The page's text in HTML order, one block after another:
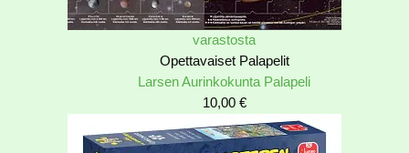
varastosta
Opettavaiset Palapelit
Larsen Aurinkokunta Palapeli
10,00 €